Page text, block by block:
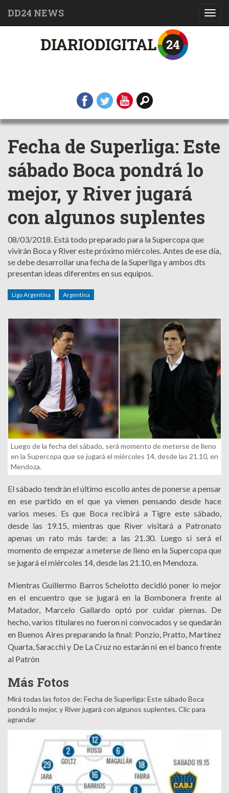
DD24 NEWS
Fecha de Superliga: Este
sábado Boca pondrá lo
mejor, y River jugará
con algunos suplentes
08/03/2018. Está todo preparado para la Supercopa que
vivirán Boca y River este próximo miércoles. Antes de ese día,
se debe desarrollar una fecha de la Superliga y ambos dts
presentan ideas diferentes en sus equipos.
Liga Argentina Argentina
Luego de la fecha del sábado, será momento de meterse de lleno
en la Supercopa que se jugará el miércoles 14, desde las 21.10, en
Mendoza.
El sábado tendrán el último escollo antes de ponerse a pensar
en ese partido en el que ya vienen pensando desde hace
varios meses. Es que Boca recibirá a Tigre este sábado,
desde las 19.15, mientras que River visitará a Patronato
apenas un rato más tarde: a las 21.30. Luego sí será el
momento de empezar a meterse de lleno en la Supercopa que
se jugará el miércoles 14, desde las 21.10, en Mendoza.
Mientras Guillermo Barros Schelotto decidió poner lo mejor
en el encuentro que se jugará en la Bombonera frente al
Matador, Marcelo Gallardo optó por cuidar piernas. De
hecho, varios titulares no fueron ni convocados y se quedarán
en Buenos Aires preparando la final: Ponzio, Pratto, Martínez
Quarta, Saracchi y De La Cruz no estarán ni en el banco frente
al Patrón
Más Fotos
Mirá todas las fotos de: Fecha de Superliga: Este sábado Boca
pondrá lo mejor, y River jugará con algunos suplentes. Clic para
agrandar